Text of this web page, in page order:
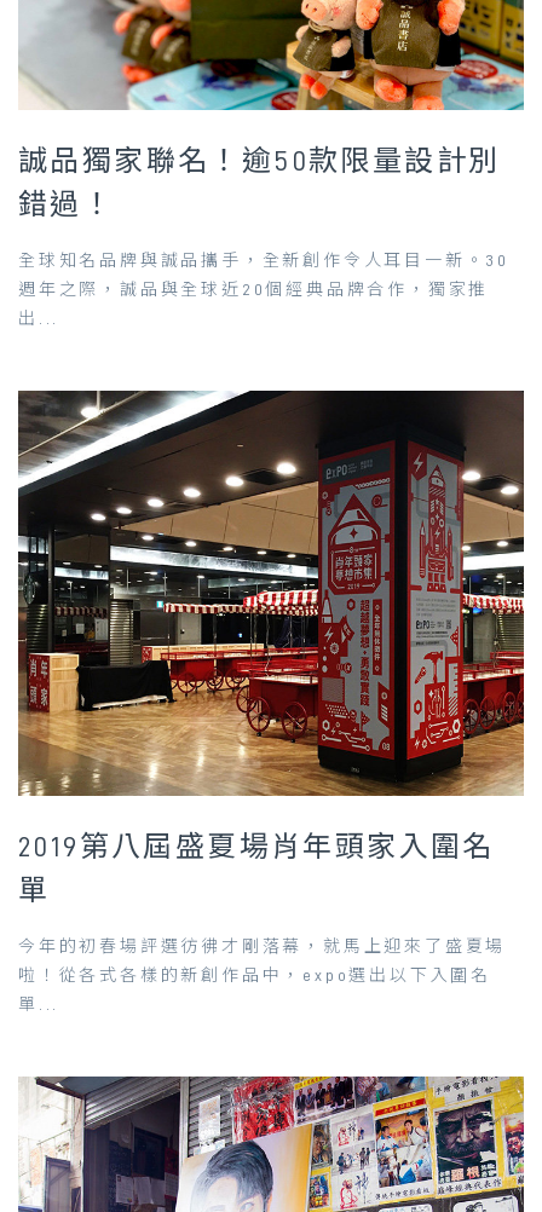
誠品獨家聯名！逾50款限量設計別
錯過！
全球知名品牌與誠品攜手，全新創作令人耳目一新。30
週年之際，誠品與全球近20個經典品牌合作，獨家推
出...
2019第八屆盛夏場肖年頭家入圍名
單
今年的初春場評選彷彿才剛落幕，就馬上迎來了盛夏場
啦！從各式各樣的新創作品中，expo選出以下入圍名
單...